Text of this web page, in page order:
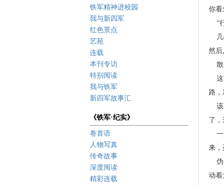
铁军精神进校园
我与新四军
红色景点
艺苑
连载
本刊专访
特别阅读
我与铁军
新四军故事汇
《铁军·纪实》
卷首语
人物写真
传奇故事
深度阅读
精彩连载
你看
“
然后
路
了
来，
动着